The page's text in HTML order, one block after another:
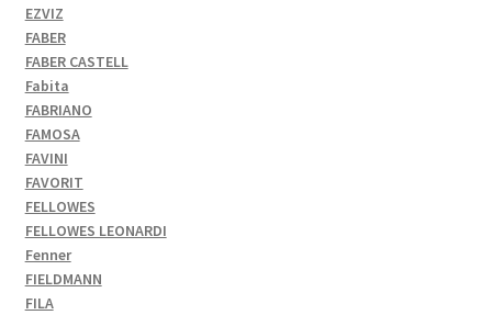
EZVIZ
FABER
FABER CASTELL
Fabita
FABRIANO
FAMOSA
FAVINI
FAVORIT
FELLOWES
FELLOWES LEONARDI
Fenner
FIELDMANN
FILA